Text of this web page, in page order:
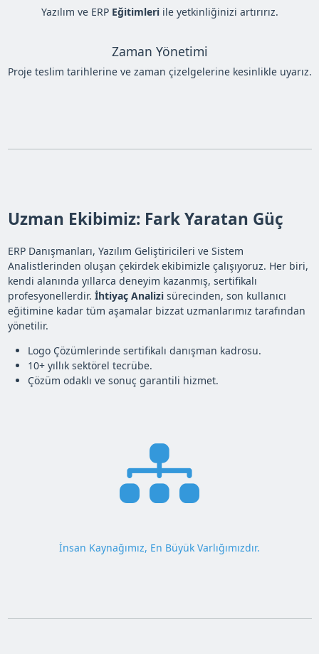
Yazılım ve ERP Eğitimleriile yetkinliğinizi artırırız.
Zaman Yönetimi
Proje teslim tarihlerine ve zaman çizelgelerine kesinlikle uyarız.
Uzman Ekibimiz: Fark Yaratan Güç
ERP Danışmanları, Yazılım Geliştiricileri ve Sistem
Analistlerinden oluşan çekirdek ekibimizle çalışıyoruz. Her biri,
kendi alanında yıllarca deneyim kazanmış, sertifikalı
profesyonellerdir. İhtiyaç Analizisürecinden, son kullanıcı
eğitimine kadar tüm aşamalar bizzat uzmanlarımız tarafından
yönetilir.
Logo Çözümlerinde sertifikalı danışman kadrosu.
10+ yıllık sektörel tecrübe.
Çözüm odaklı ve sonuç garantili hizmet.
İnsan Kaynağımız, En Büyük Varlığımızdır.